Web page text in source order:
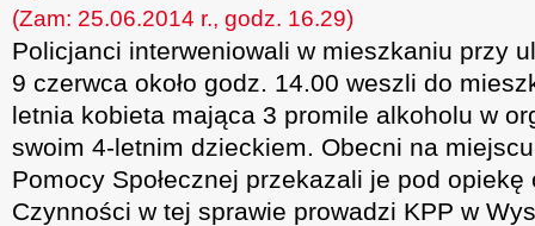
(Zam: 25.06.2014 r., godz. 16.29)
Policjanci interweniowali w mieszkaniu przy
9 czerwca około godz. 14.00 weszli do
letnia kobieta mająca 3 promile alkoholu w
swoim 4-letnim dzieckiem. Obecni na
Pomocy Społecznej przekazali je pod opiekę
Czynności w tej sprawie prowadzi KPP w